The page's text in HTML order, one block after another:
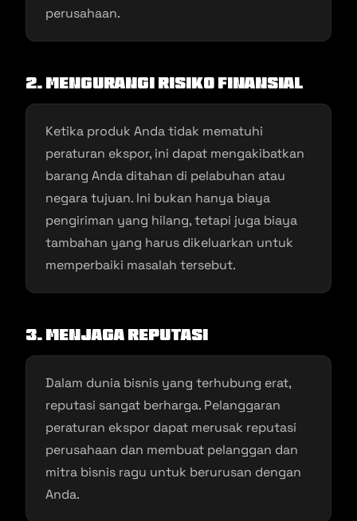
perusahaan.
2. Mengurangi Risiko Finansial
Ketika produk Anda tidak mematuhi
peraturan ekspor, ini dapat mengakibatkan
barang Anda ditahan di pelabuhan atau
negara tujuan. Ini bukan hanya biaya
pengiriman yang hilang, tetapi juga biaya
tambahan yang harus dikeluarkan untuk
memperbaiki masalah tersebut.
3. Menjaga Reputasi
Dalam dunia bisnis yang terhubung erat,
reputasi sangat berharga. Pelanggaran
peraturan ekspor dapat merusak reputasi
perusahaan dan membuat pelanggan dan
mitra bisnis ragu untuk berurusan dengan
Anda.